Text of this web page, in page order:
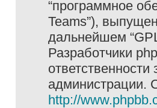
“программное
Teams”),
дальнейшем
Разработчики
администрации.
http://